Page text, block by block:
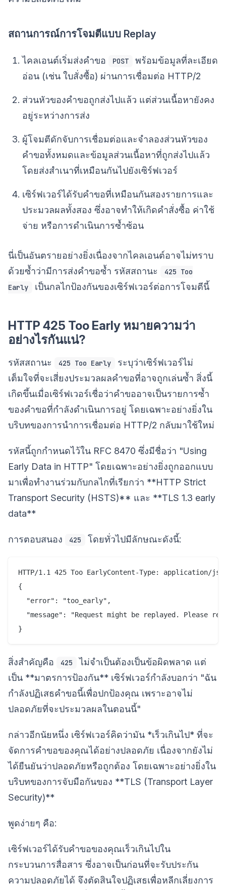
สถานการณ์การโจมตีแบบ Replay
ไคลเอนต์เริ่มส่งคำขอ POST
พร้อมข้อมูลที่ละเอียด
อ่อน (เช่น ใบสั่งซื้อ) ผ่านการเชื่อมต่อ HTTP/2
ส่วนหัวของคำขอถูกส่งไปแล้ว แต่ส่วนเนื้อหายังคง
อยู่ระหว่างการส่ง
ผู้โจมตีดักจับการเชื่อมต่อและจำลองส่วนหัวของ
คำขอทั้งหมดและข้อมูลส่วนเนื้อหาที่ถูกส่งไปแล้ว
โดยส่งสำเนาที่เหมือนกันไปยังเซิร์ฟเวอร์
เซิร์ฟเวอร์ได้รับคำขอที่เหมือนกันสองรายการและ
ประมวลผลทั้งสอง ซึ่งอาจทำให้เกิดคำสั่งซื้อ ค่าใช้
จ่าย หรือการดำเนินการซ้ำซ้อน
นี่เป็นอันตรายอย่างยิ่งเนื่องจากไคลเอนต์อาจไม่ทราบ
ด้วยซ้ำว่ามีการส่งคำขอซ้ำ รหัสสถานะ
425 Too
Early
เป็นกลไกป้องกันของเซิร์ฟเวอร์ต่อการโจมตีนี้
HTTP 425 Too Early หมายความว่า
อย่างไรกันแน่?
รหัสสถานะ 425 Too Early
ระบุว่าเซิร์ฟเวอร์ไม่
เต็มใจที่จะเสี่ยงประมวลผลคำขอที่อาจถูกเล่นซ้ำ สิ่งนี้
เกิดขึ้นเมื่อเซิร์ฟเวอร์เชื่อว่าคำขออาจเป็นรายการซ้ำ
ของคำขอที่กำลังดำเนินการอยู่ โดยเฉพาะอย่างยิ่งใน
บริบทของการนำการเชื่อมต่อ HTTP/2 กลับมาใช้ใหม่
รหัสนี้ถูกกำหนดไว้ใน RFC 8470 ซึ่งมีชื่อว่า "Using
Early Data in HTTP" โดยเฉพาะอย่างยิ่งถูกออกแบบ
มาเพื่อทำงานร่วมกับกลไกที่เรียกว่า **HTTP Strict
Transport Security (HSTS)** และ **TLS 1.3 early
data**
การตอบสนอง 425 โดยทั่วไปมีลักษณะดังนี้:
HTTP/1.1 425 Too EarlyContent-Type: application/
{
  "error": "too_early",
"message": "Request might be replayed. Please
สิ่งสำคัญคือ 425
ไม่จำเป็นต้องเป็นข้อผิดพลาด แต่
เป็น **มาตรการป้องกัน** เซิร์ฟเวอร์กำลังบอกว่า "ฉัน
กำลังปฏิเสธคำขอนี้เพื่อปกป้องคุณ เพราะอาจไม่
ปลอดภัยที่จะประมวลผลในตอนนี้"
กล่าวอีกนัยหนึ่ง เซิร์ฟเวอร์คิดว่ามัน *เร็วเกินไป* ที่จะ
จัดการคำขอของคุณได้อย่างปลอดภัย เนื่องจากยังไม่
ได้ยืนยันว่าปลอดภัยหรือถูกต้อง โดยเฉพาะอย่างยิ่งใน
บริบทของการจับมือกันของ **TLS (Transport Layer
Security)**
พูดง่ายๆ คือ:
เซิร์ฟเวอร์ได้รับคำขอของคุณเร็วเกินไปใน
กระบวนการสื่อสาร ซึ่งอาจเป็นก่อนที่จะรับประกัน
ความปลอดภัยได้ จึงตัดสินใจปฏิเสธเพื่อหลีกเลี่ยงการ